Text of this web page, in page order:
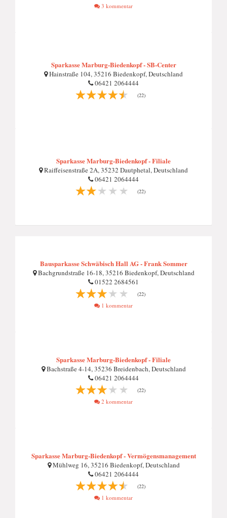
3 kommentar
Sparkasse Marburg-Biedenkopf - SB-Center
Hainstraße 104, 35216 Biedenkopf, Deutschland
06421 2064444
(22)
Sparkasse Marburg-Biedenkopf - Filiale
Raiffeisenstraße 2A, 35232 Dautphetal, Deutschland
06421 2064444
(22)
Bausparkasse Schwäbisch Hall AG - Frank Sommer
Bachgrundstraße 16-18, 35216 Biedenkopf, Deutschland
01522 2684561
(22)
1 kommentar
Sparkasse Marburg-Biedenkopf - Filiale
Bachstraße 4-14, 35236 Breidenbach, Deutschland
06421 2064444
(22)
2 kommentar
Sparkasse Marburg-Biedenkopf - Vermögensmanagement
Mühlweg 16, 35216 Biedenkopf, Deutschland
06421 2064444
(22)
1 kommentar